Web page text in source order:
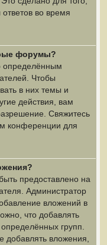
во время
форумы?
определённым
Чтобы
в них темы и
действия, вам
Свяжитесь
конференции для
предоставлено на
Администратор
вложений в
что добавлять
групп.
добавлять вложения,